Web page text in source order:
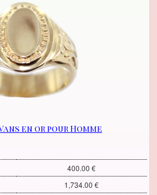
en or pour Homme
400.00 €
1,734.00 €